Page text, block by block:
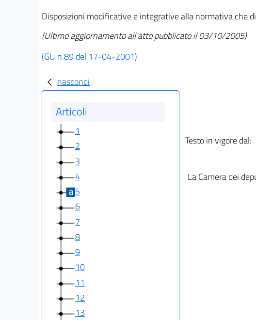
Disposizioni modificative e integrative alla normativa che
(Ultimo aggiornamento all'atto pubblicato il 03/10/2005)
(GU n.89 del 17-04-2001)
nascondi
Articoli
1
2
3
4
5
6
7
8
9
10
11
12
13
Testo in vigore dal:
La Camera dei